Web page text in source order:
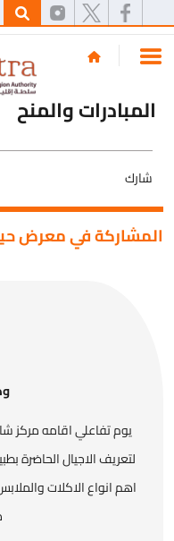
المبادرات والمنح
شارك
المشاركة في معرض
يوم تفاعلي اقامه مركز
لتعريف الاجيال الحاضرة
اهم انواع الاكلات